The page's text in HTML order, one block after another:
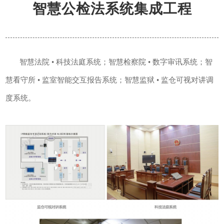
智慧公检法系统集成工程
智慧法院 • 科技法庭系统；智慧检察院 • 数字审讯系统；智
慧看守所 • 监室智能交互报告系统；智慧监狱 • 监仓可视对讲调
度系统。